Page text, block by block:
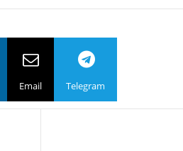
Email Telegram